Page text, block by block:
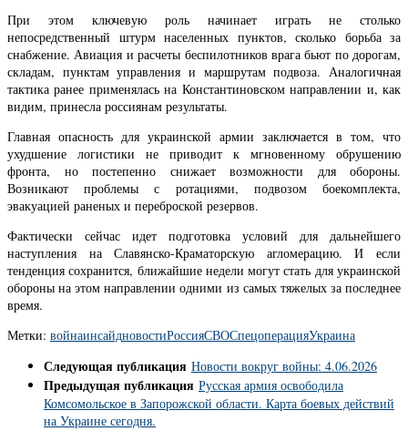
При этом ключевую роль начинает играть не столько
непосредственный штурм населенных пунктов, сколько борьба за
снабжение. Авиация и расчеты беспилотников врага бьют по дорогам,
складам, пунктам управления и маршрутам подвоза. Аналогичная
тактика ранее применялась на Константиновском направлении и, как
видим, принесла россиянам результаты.
Главная опасность для украинской армии заключается в том, что
ухудшение логистики не приводит к мгновенному обрушению
фронта, но постепенно снижает возможности для обороны.
Возникают проблемы с ротациями, подвозом боекомплекта,
эвакуацией раненых и переброской резервов.
Фактически сейчас идет подготовка условий для дальнейшего
наступления на Славянско-Краматорскую агломерацию. И если
тенденция сохранится, ближайшие недели могут стать для украинской
обороны на этом направлении одними из самых тяжелых за последнее
время.
Метки: войнаинсайдновостиРоссияСВОСпецоперацияУкраина
Следующая публикация Новости вокруг войны: 4.06.2026
Предыдущая публикация Русская армия освободила
Комсомольское в Запорожской области. Карта боевых действий
на Украине сегодня.